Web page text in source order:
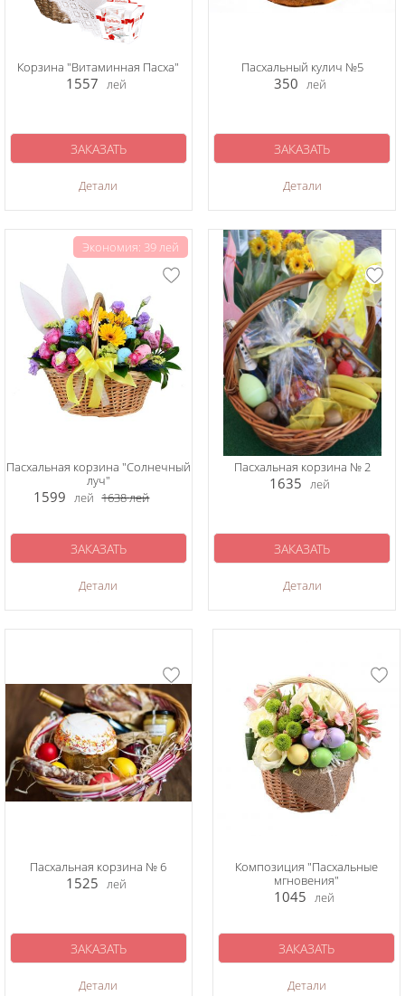
Корзина "Витаминная Пасха"
1557 лей
Детали
ЗАКАЗАТЬ
Пасхальный кулич №5
350 лей
Детали
ЗАКАЗАТЬ
Экономия: 39 лей
Пасхальная корзина "Солнечный
луч"
1599 лей 1638лей
Детали
ЗАКАЗАТЬ
Пасхальная корзина № 2
1635 лей
Детали
ЗАКАЗАТЬ
Пасхальная корзина № 6
1525 лей
Детали
ЗАКАЗАТЬ
Композиция "Пасхальные
мгновения"
1045 лей
Детали
ЗАКАЗАТЬ